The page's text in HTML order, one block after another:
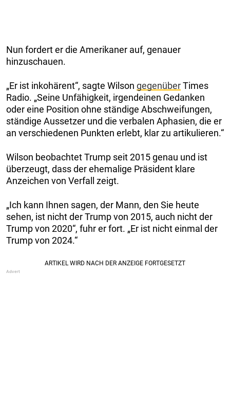
Nun fordert er die Amerikaner auf, genauer
hinzuschauen.
„Er ist inkohärent“, sagte Wilson gegenüberTimes
Radio. „Seine Unfähigkeit, irgendeinen Gedanken
oder eine Position ohne ständige Abschweifungen,
ständige Aussetzer und die verbalen Aphasien, die er
an verschiedenen Punkten erlebt, klar zu artikulieren.“
Wilson beobachtet Trump seit 2015 genau und ist
überzeugt, dass der ehemalige Präsident klare
Anzeichen von Verfall zeigt.
„Ich kann Ihnen sagen, der Mann, den Sie heute
sehen, ist nicht der Trump von 2015, auch nicht der
Trump von 2020“, fuhr er fort. „Er ist nicht einmal der
Trump von 2024.“